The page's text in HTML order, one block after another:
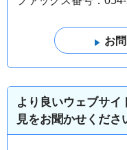
より良いウェブサイ
見をお聞かせくださ